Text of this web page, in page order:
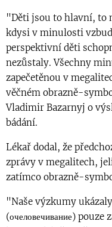
"Děti jsou to hlavní, to
kdysi v minulosti
perspektivní děti
nezůstaly. Všechny
zapečetěnou v
věčném obrazně-
Vladimir Bazarnyj o
bádání.
Lékař dodal, že
zprávy v megalitech,
zatímco obrazně-
"Naše výzkumy
(очеловечивание)